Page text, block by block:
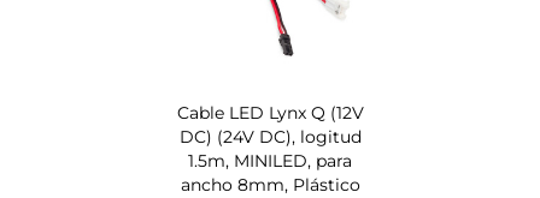
Cable LED Lynx Q (12V
DC) (24V DC), logitud
1.5m, MINILED, para
ancho 8mm, Plástico